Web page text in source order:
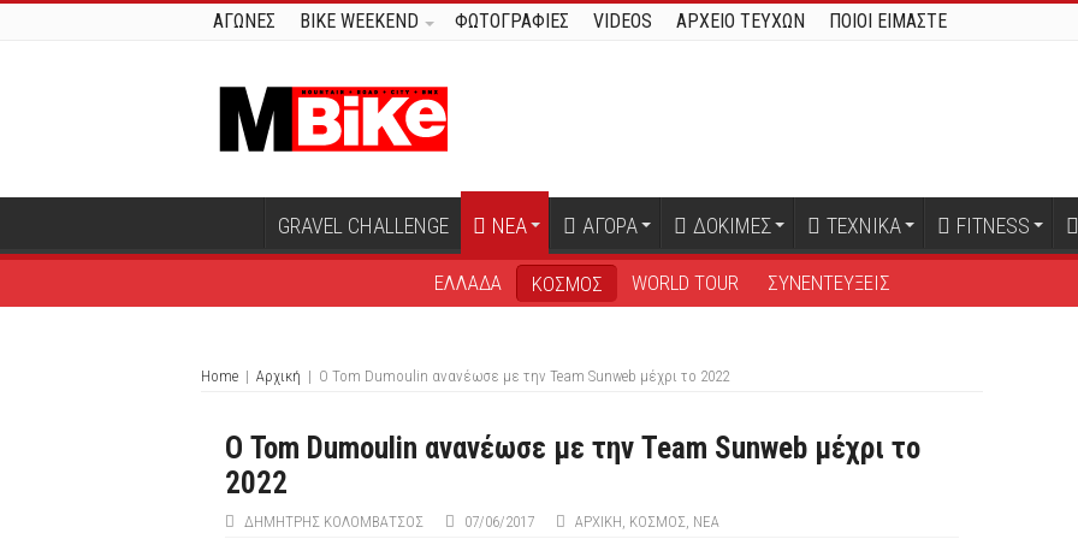
ΑΓΩΝΕΣ BIKE WEEKEND ΦΩΤΟΓΡΑΦΙΕΣ VIDEOS ΑΡΧΕΙΟ ΤΕΥΧΩΝ ΠΟΙΟΙ ΕΙΜΑΣΤΕ
GRAVEL CHALLENGE ΝΕΑ ΑΓΟΡΑ ΔΟΚΙΜΕΣ ΤΕΧΝΙΚΑ FITNESS
ΕΛΛΑΔΑ ΚΟΣΜΟΣ WORLD TOUR ΣΥΝΕΝΤΕΥΞΕΙΣ
Home | Αρχική | Ο Tom Dumoulin ανανέωσε με την Team Sunweb μέχρι το 2022
Ο Tom Dumoulin ανανέωσε με την Team Sunweb μέχρι το
2022
ΔΗΜΉΤΡΗΣ ΚΟΛΟΜΒΆΤΣΟΣ 07/06/2017 ΑΡΧΙΚΉ ΚΟΣΜΟΣ ΝΕΑ